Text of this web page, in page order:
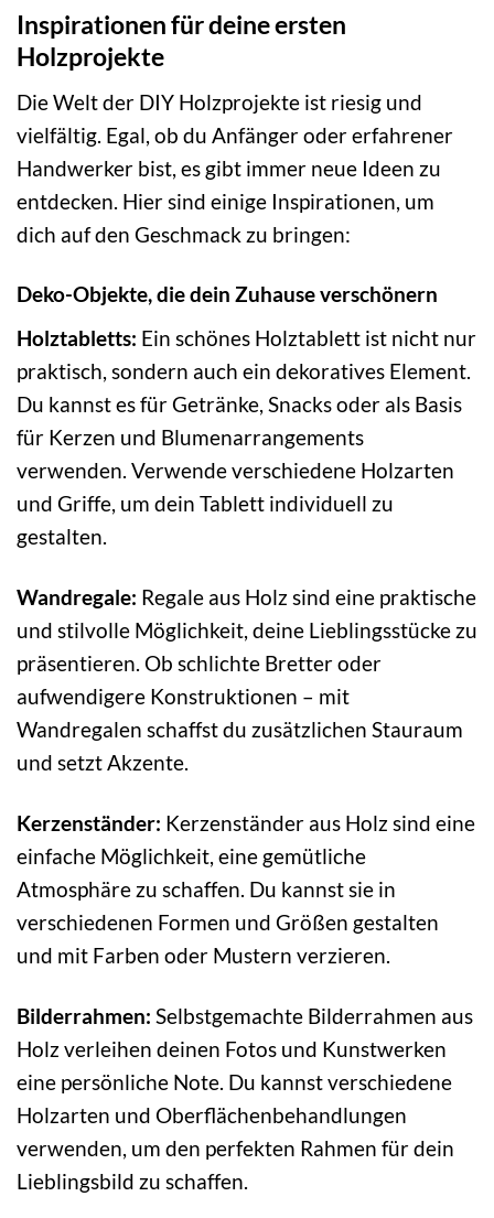
Inspirationen für deine ersten
Holzprojekte
Die Welt der DIY Holzprojekte ist riesig und
vielfältig. Egal, ob du Anfänger oder erfahrener
Handwerker bist, es gibt immer neue Ideen zu
entdecken. Hier sind einige Inspirationen, um
dich auf den Geschmack zu bringen:
Deko-Objekte, die dein Zuhause verschönern
Holztabletts: Ein schönes Holztablett ist nicht nur
praktisch, sondern auch ein dekoratives Element.
Du kannst es für Getränke, Snacks oder als Basis
für Kerzen und Blumenarrangements
verwenden. Verwende verschiedene Holzarten
und Griffe, um dein Tablett individuell zu
gestalten.
Wandregale: Regale aus Holz sind eine praktische
und stilvolle Möglichkeit, deine Lieblingsstücke zu
präsentieren. Ob schlichte Bretter oder
aufwendigere Konstruktionen – mit
Wandregalen schaffst du zusätzlichen Stauraum
und setzt Akzente.
Kerzenständer: Kerzenständer aus Holz sind eine
einfache Möglichkeit, eine gemütliche
Atmosphäre zu schaffen. Du kannst sie in
verschiedenen Formen und Größen gestalten
und mit Farben oder Mustern verzieren.
Bilderrahmen: Selbstgemachte Bilderrahmen aus
Holz verleihen deinen Fotos und Kunstwerken
eine persönliche Note. Du kannst verschiedene
Holzarten und Oberflächenbehandlungen
verwenden, um den perfekten Rahmen für dein
Lieblingsbild zu schaffen.